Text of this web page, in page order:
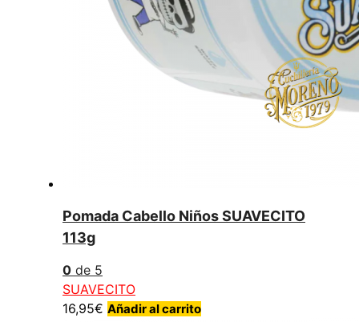
Pomada Cabello Niños SUAVECITO
113g
0 de 5
SUAVECITO
16,95€ Añadir al carrito